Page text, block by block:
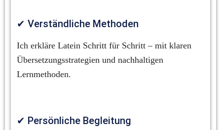
✔ Verständliche Methoden
Ich erkläre Latein Schritt für Schritt – mit klaren
Übersetzungsstrategien und nachhaltigen
Lernmethoden.
✔ Persönliche Begleitung